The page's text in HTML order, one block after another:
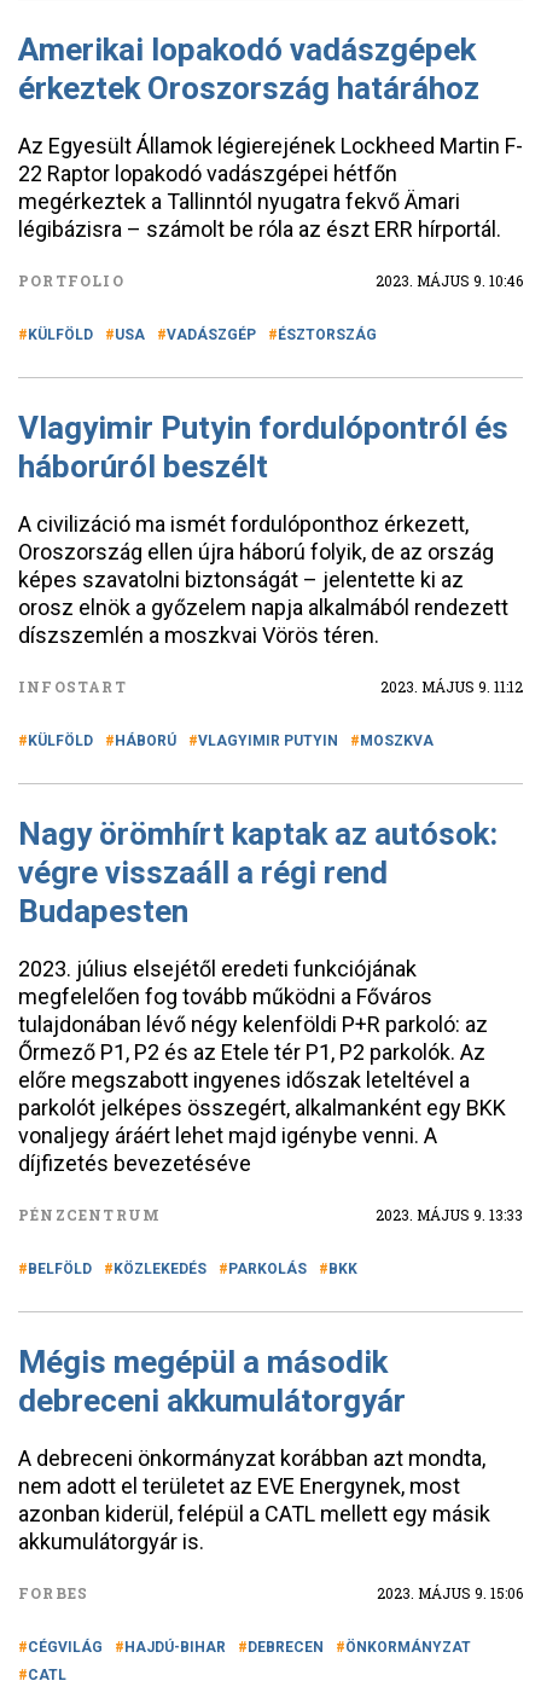
Amerikai lopakodó vadászgépek
érkeztek Oroszország határához
Az Egyesült Államok légierejének Lockheed Martin F-
22 Raptor lopakodó vadászgépei hétfőn
megérkeztek a Tallinntól nyugatra fekvő Ämari
légibázisra – számolt be róla az észt ERR hírportál.
PORTFOLIO 2023. MÁJUS 9. 10:46
KÜLFÖLD USA VADÁSZGÉP ÉSZTORSZÁG
Vlagyimir Putyin fordulópontról és
háborúról beszélt
A civilizáció ma ismét fordulóponthoz érkezett,
Oroszország ellen újra háború folyik, de az ország
képes szavatolni biztonságát – jelentette ki az
orosz elnök a győzelem napja alkalmából rendezett
díszszemlén a moszkvai Vörös téren.
INFOSTART 2023. MÁJUS 9. 11:12
KÜLFÖLD HÁBORÚ VLAGYIMIR PUTYIN MOSZKVA
Nagy örömhírt kaptak az autósok:
végre visszaáll a régi rend
Budapesten
2023. július elsejétől eredeti funkciójának
megfelelően fog tovább működni a Főváros
tulajdonában lévő négy kelenföldi P+R parkoló: az
Őrmező P1, P2 és az Etele tér P1, P2 parkolók. Az
előre megszabott ingyenes időszak leteltével a
parkolót jelképes összegért, alkalmanként egy BKK
vonaljegy áráért lehet majd igénybe venni. A
díjfizetés bevezetéséve
PÉNZCENTRUM 2023. MÁJUS 9. 13:33
BELFÖLD KÖZLEKEDÉS PARKOLÁS BKK
Mégis megépül a második
debreceni akkumulátorgyár
A debreceni önkormányzat korábban azt mondta,
nem adott el területet az EVE Energynek, most
azonban kiderül, felépül a CATL mellett egy másik
akkumulátorgyár is.
FORBES 2023. MÁJUS 9. 15:06
CÉGVILÁG HAJDÚ-BIHAR DEBRECEN
ÖNKORMÁNYZAT
CATL